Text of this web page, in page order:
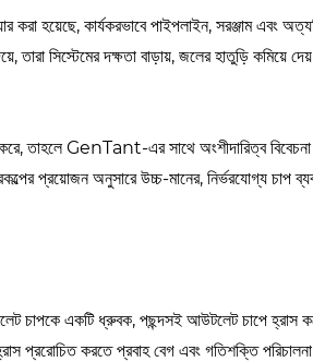
করা হয়েছে, কার্যকরভাবে পাইপলাইন, সরঞ্জাম এবং
তারা সিস্টেমের দক্ষতা বাড়ায়, জলের হাতুড়ি কমিয়ে
করে, তাহলে GenTant-এর সাথে অংশীদারিত্ব
প্রয়োজন অনুসারে উচ্চ-মানের, নির্ভরযোগ্য চাপ
চাপকে একটি ধ্রুবক, পছন্দসই আউটলেট চাপে হ্রাস
প্ররোচিত করতে প্রবাহ বেগ এবং গতিশক্তি